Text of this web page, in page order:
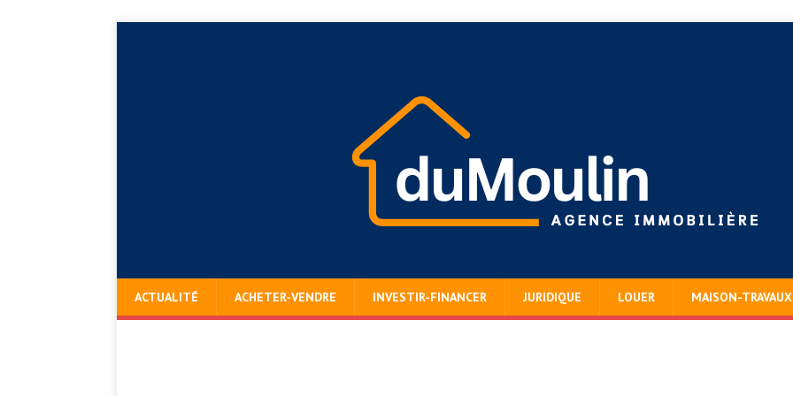
ACTUALITÉ ACHETER-VENDRE INVESTIR-FINANCER JURIDIQUE LOUER MAISON-TRAVAUX